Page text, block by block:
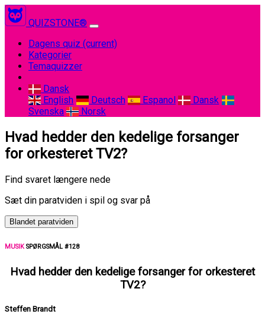
QUIZSTONE®
Dagens quiz (current)
Kategorier
Temaquizzer
Dansk
English
Deutsch Espanol
Dansk
Svenska
Norsk
Hvad hedder den kedelige forsanger
for orkesteret TV2?
Find svaret længere nede
Sæt din paratviden i spil og svar på
Blandet paratviden
MUSIKSPØRGSMÅL #128
Hvad hedder den kedelige forsanger for orkesteret
TV2?
Steffen Brandt